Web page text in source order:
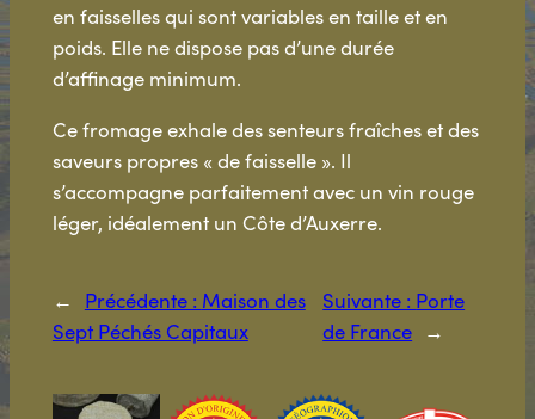
en faisselles qui sont variables en taille et en
poids. Elle ne dispose pas d’une durée
d’affinage minimum.
Ce fromage exhale des senteurs fraîches et des
saveurs propres « de faisselle ». Il
s’accompagne parfaitement avec un vin rouge
léger, idéalement un Côte d’Auxerre.
← Précédente : Maison des
Sept Péchés Capitaux
Suivante : Porte
de France →